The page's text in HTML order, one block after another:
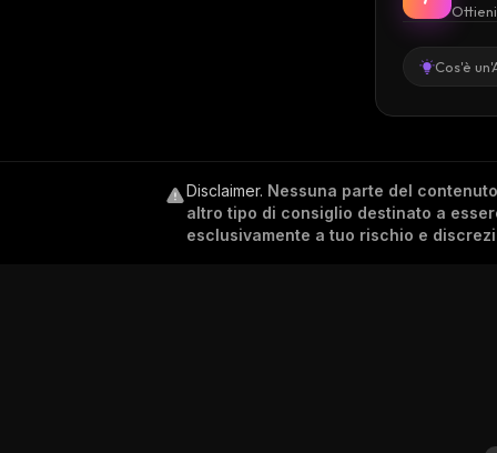
Cos'è
Disclaimer. Nessuna parte del
altro tipo di consiglio destinato a
esclusivamente a tuo rischio e